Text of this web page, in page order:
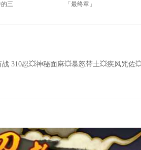
三
「最终章」
战 310忍💥神秘面麻💥暴怒带土💥疾风咒